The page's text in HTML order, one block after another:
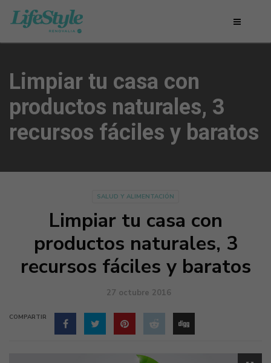
Limpiar tu casa con
productos naturales, 3
recursos fáciles y baratos
SALUD Y ALIMENTACIÓN
Limpiar tu casa con
productos naturales, 3
recursos fáciles y baratos
27 octubre 2016
COMPARTIR